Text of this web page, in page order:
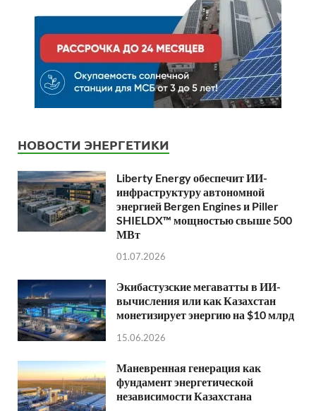
НОВОСТИ ЭНЕРГЕТИКИ
Liberty Energy обеспечит ИИ-
инфраструктуру автономной
энергией Bergen Engines и Piller
SHIELDX™ мощностью свыше 500
МВт
01.07.2026
Экибастузские мегаватты в ИИ-
вычисления или как Казахстан
монетизирует энергию на $10 млрд
15.06.2026
Маневренная генерация как
фундамент энергетической
независимости Казахстана